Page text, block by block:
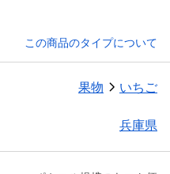
この商品のタイプについて
果物 いちご
兵庫県